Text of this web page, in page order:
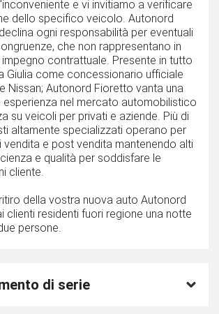
e vi invitiamo a verificare
dello specifico veicolo. Autonord
ogni responsabilità per eventuali
che non rappresentano in
contrattuale. Presente in tutto
Giulia come concessionario ufficiale
Nissan; Autonord Fioretto vanta una
esperienza nel mercato automobilistico
su veicoli per privati e aziende. Più di
altamente specializzati operano per
vendita e post vendita mantenendo alti
e qualità per soddisfare le
cliente.
della vostra nuova auto Autonord
clienti residenti fuori regione una notte
persone.
di serie